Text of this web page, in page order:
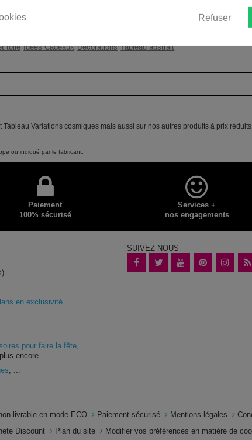
moyen simple et pas cher de
goût.
2
toile Idées Cadeaux Décorations Tableau abstrait
Variations cosmiques mais aussi sur nos autres produits à prix
ou indiqué par le fabricant.
Paiement
100% sécurisé
Services +
nos engagements
en exclusivité
pour faire la fête
encore
SUIVEZ NOUS
livrable en mode ECO Paiement sécurisé Mentions légales
Discount Plan du site Modifier vos préférences en matière de
Refuser